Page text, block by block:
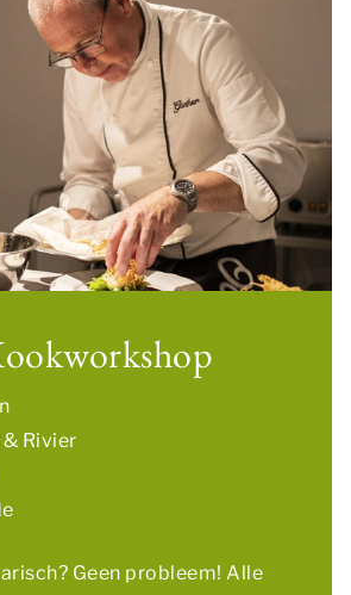
& Rivier
Geen probleem! Alle